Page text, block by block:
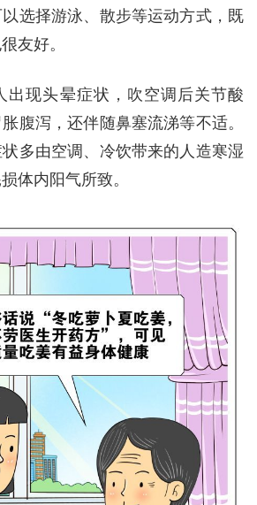
选择游泳、散步等运动方式，既
友好。
出现头晕症状，吹空调后关节酸
腹泻，还伴随鼻塞流涕等不适。
多由空调、冷饮带来的人造寒湿
体内阳气所致。